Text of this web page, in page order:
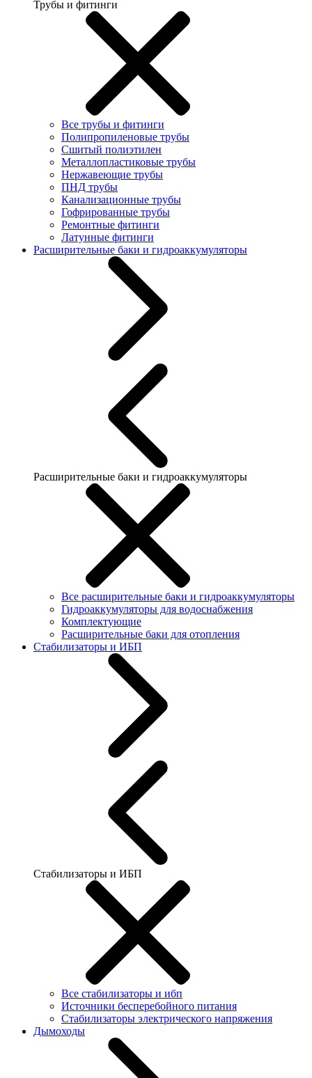
Трубы и фитинги
Все трубы и фитинги
Полипропиленовые трубы
Сшитый полиэтилен
Металлопластиковые трубы
Нержавеющие трубы
ПНД трубы
Канализационные трубы
Гофрированные трубы
Ремонтные фитинги
Латунные фитинги
Расширительные баки и гидроаккумуляторы
Расширительные баки и гидроаккумуляторы
Все расширительные баки и гидроаккумуляторы
Гидроаккумуляторы для водоснабжения
Комплектующие
Расширительные баки для отопления
Стабилизаторы и ИБП
Стабилизаторы и ИБП
Все стабилизаторы и ибп
Источники бесперебойного питания
Стабилизаторы электрического напряжения
Дымоходы